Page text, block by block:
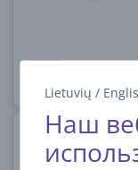
Lietuvių /
Наш